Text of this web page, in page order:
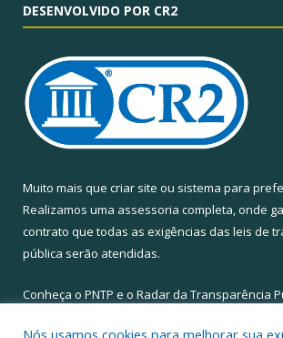
DESENVOLVIDO POR CR2
Muito mais que criar site ou sistema para
Realizamos uma assessoria completa, onde
contrato que todas as exigências das leis de
pública serão atendidas.
Conheça o PNTP e o Radar da Transparência
Nós usamos cookies para melhorar sua